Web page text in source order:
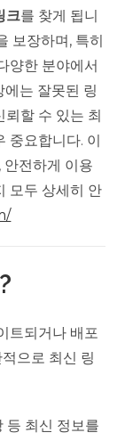
크를 찾게 됩니
보장하며, 특히
양한 분야에서
는 잘못된 링
할 수 있는 최
중요합니다. 이
안전하게 이용
모두 상세히 안
트되거나 배포
으로 최신 링
등 최신 정보를